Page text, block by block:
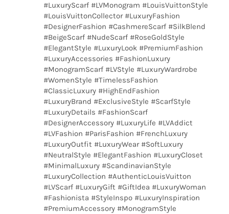
#LuxuryScarf #LVMonogram #LouisVuittonStyle
#LouisVuittonCollector #LuxuryFashion
#DesignerFashion #CashmereScarf #SilkBlend
#BeigeScarf #NudeScarf #RoseGoldStyle
#ElegantStyle #LuxuryLook #PremiumFashion
#LuxuryAccessories #FashionLuxury
#MonogramScarf #LVStyle #LuxuryWardrobe
#WomenStyle #TimelessFashion
#ClassicLuxury #HighEndFashion
#LuxuryBrand #ExclusiveStyle #ScarfStyle
#LuxuryDetails #FashionScarf
#DesignerAccessory #LuxuryLife #LVAddict
#LVFashion #ParisFashion #FrenchLuxury
#LuxuryOutfit #LuxuryWear #SoftLuxury
#NeutralStyle #ElegantFashion #LuxuryCloset
#MinimalLuxury #ScandinavianStyle
#LuxuryCollection #AuthenticLouisVuitton
#LVScarf #LuxuryGift #GiftIdea #LuxuryWoman
#Fashionista #StyleInspo #LuxuryInspiration
#PremiumAccessory #MonogramStyle